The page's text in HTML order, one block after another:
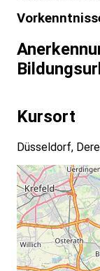
Kursort
Düsseldorf,